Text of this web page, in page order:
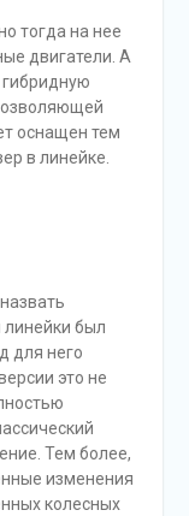
тогда на нее
двигатели. А
оснащен тем
в линейке.
линейки был
для него
это не
Тем более,
изменения
колесных